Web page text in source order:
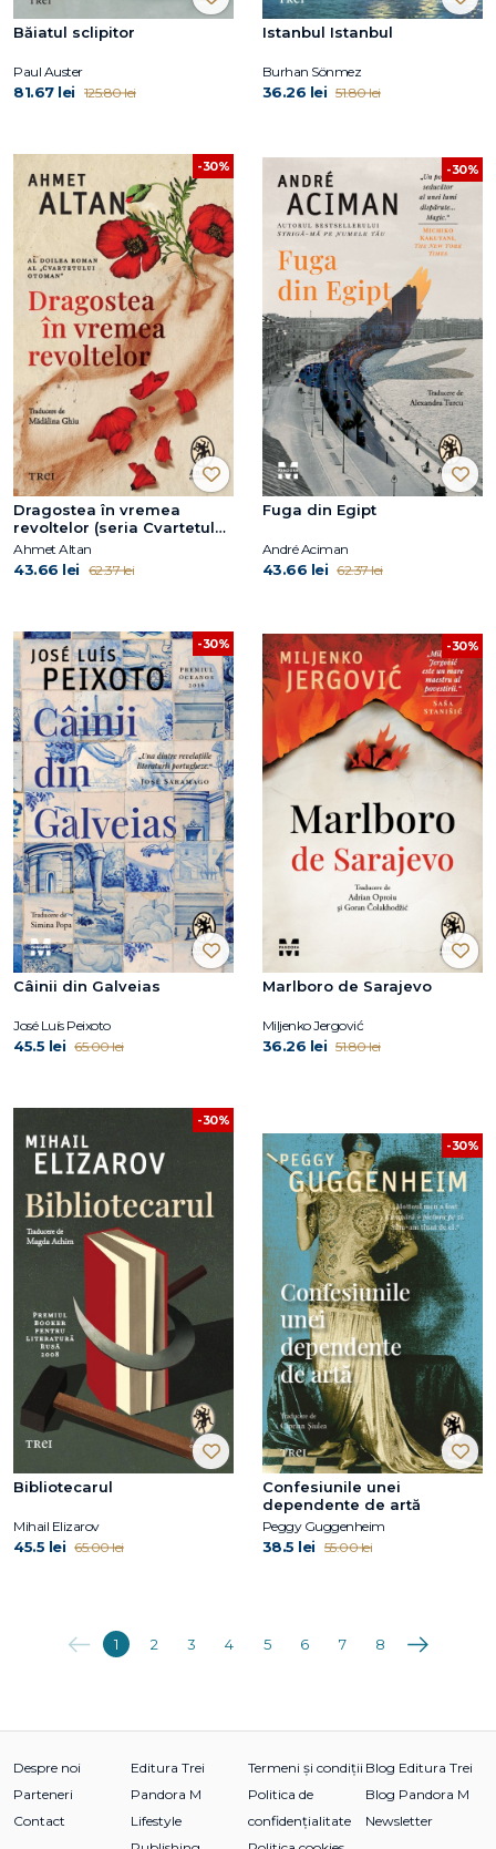
Băiatul sclipitor
Paul Auster
81.67 lei 125.80 lei
Istanbul Istanbul
Burhan Sönmez
36.26 lei 51.80 lei
-30%
Dragostea în vremea
revoltelor (seria Cvartetul
Otoman, vol. 2)
Ahmet Altan
43.66 lei 62.37 lei
-30%
Fuga din Egipt
André Aciman
43.66 lei 62.37 lei
-30%
Câinii din Galveias
José Luís Peixoto
45.5 lei 65.00 lei
-30%
Marlboro de Sarajevo
Miljenko Jergović
36.26 lei 51.80 lei
-30%
Bibliotecarul
Mihail Elizarov
45.5 lei 65.00 lei
-30%
Confesiunile unei
dependente de artă
Peggy Guggenheim
38.5 lei 55.00 lei
Anterioara
1 2 3 4 5 6 7 8 Următoarea
Despre noi
Parteneri
Contact
Editura Trei
Pandora M
Lifestyle
Termeni și condiții
Politica de
confidențialitate
Blog Editura Trei
Blog Pandora M
Newsletter